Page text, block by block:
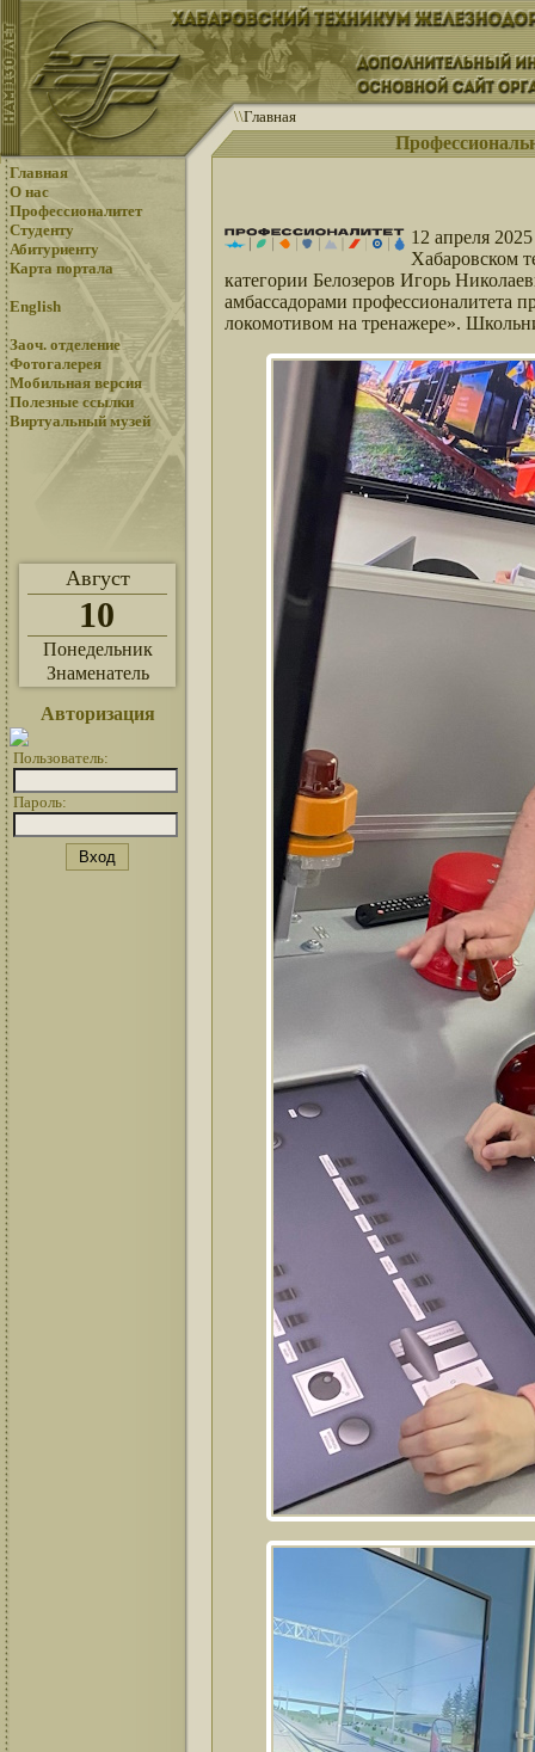
\\Главная
Главная
О нас
Профессионалитет
Студенту
Абитуриенту
Карта портала
English
Заоч. отделение
Фотогалерея
Мобильная версия
Полезные ссылки
Виртуальный музей
Август
10
Понедельник
Знаменатель
Авторизация
Пользователь:
Пароль:
12 апреля
Хабаровском
категории Белозеров Игорь
амбассадорами профессионалитета
локомотивом на тренажере».